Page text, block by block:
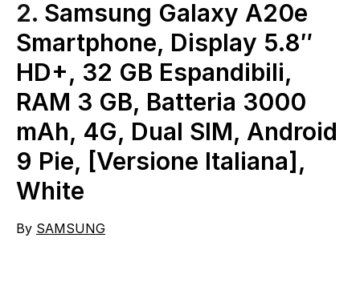
2. Samsung Galaxy A20e
Smartphone, Display 5.8″
HD+, 32 GB Espandibili,
RAM 3 GB, Batteria 3000
mAh, 4G, Dual SIM, Android
9 Pie, [Versione Italiana],
White
By SAMSUNG